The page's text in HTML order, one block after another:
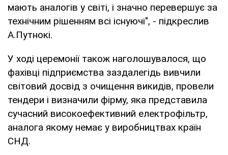
мають аналогів у світі, і значно перевершує за
технічним рішенням всі існуючі", - підкреслив
А.Путнокі.
У ході церемонії також наголошувалося, що
фахівці підприємства заздалегідь вивчили
світовий досвід з очищення викидів, провели
тендери і визначили фірму, яка представила
сучасний високоефективний електрофільтр,
аналога якому немає у виробництвах країн
СНД.